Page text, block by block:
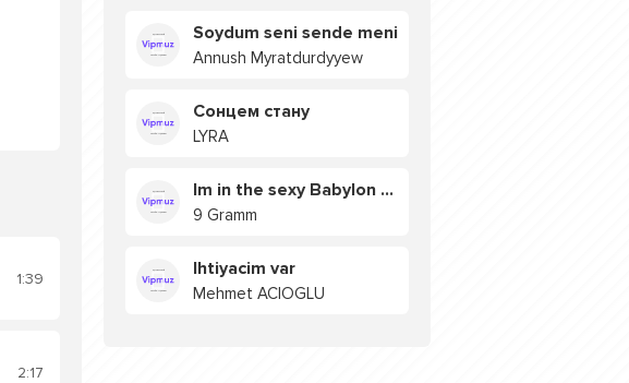
1:39
2:17
Soydum seni sende meni
Annush Myratdurdyyew
Сонцем стану
LYRA
Im in the sexy Babylon БУЯ
9 Gramm
Ihtiyacim var
Mehmet ACIOGLU